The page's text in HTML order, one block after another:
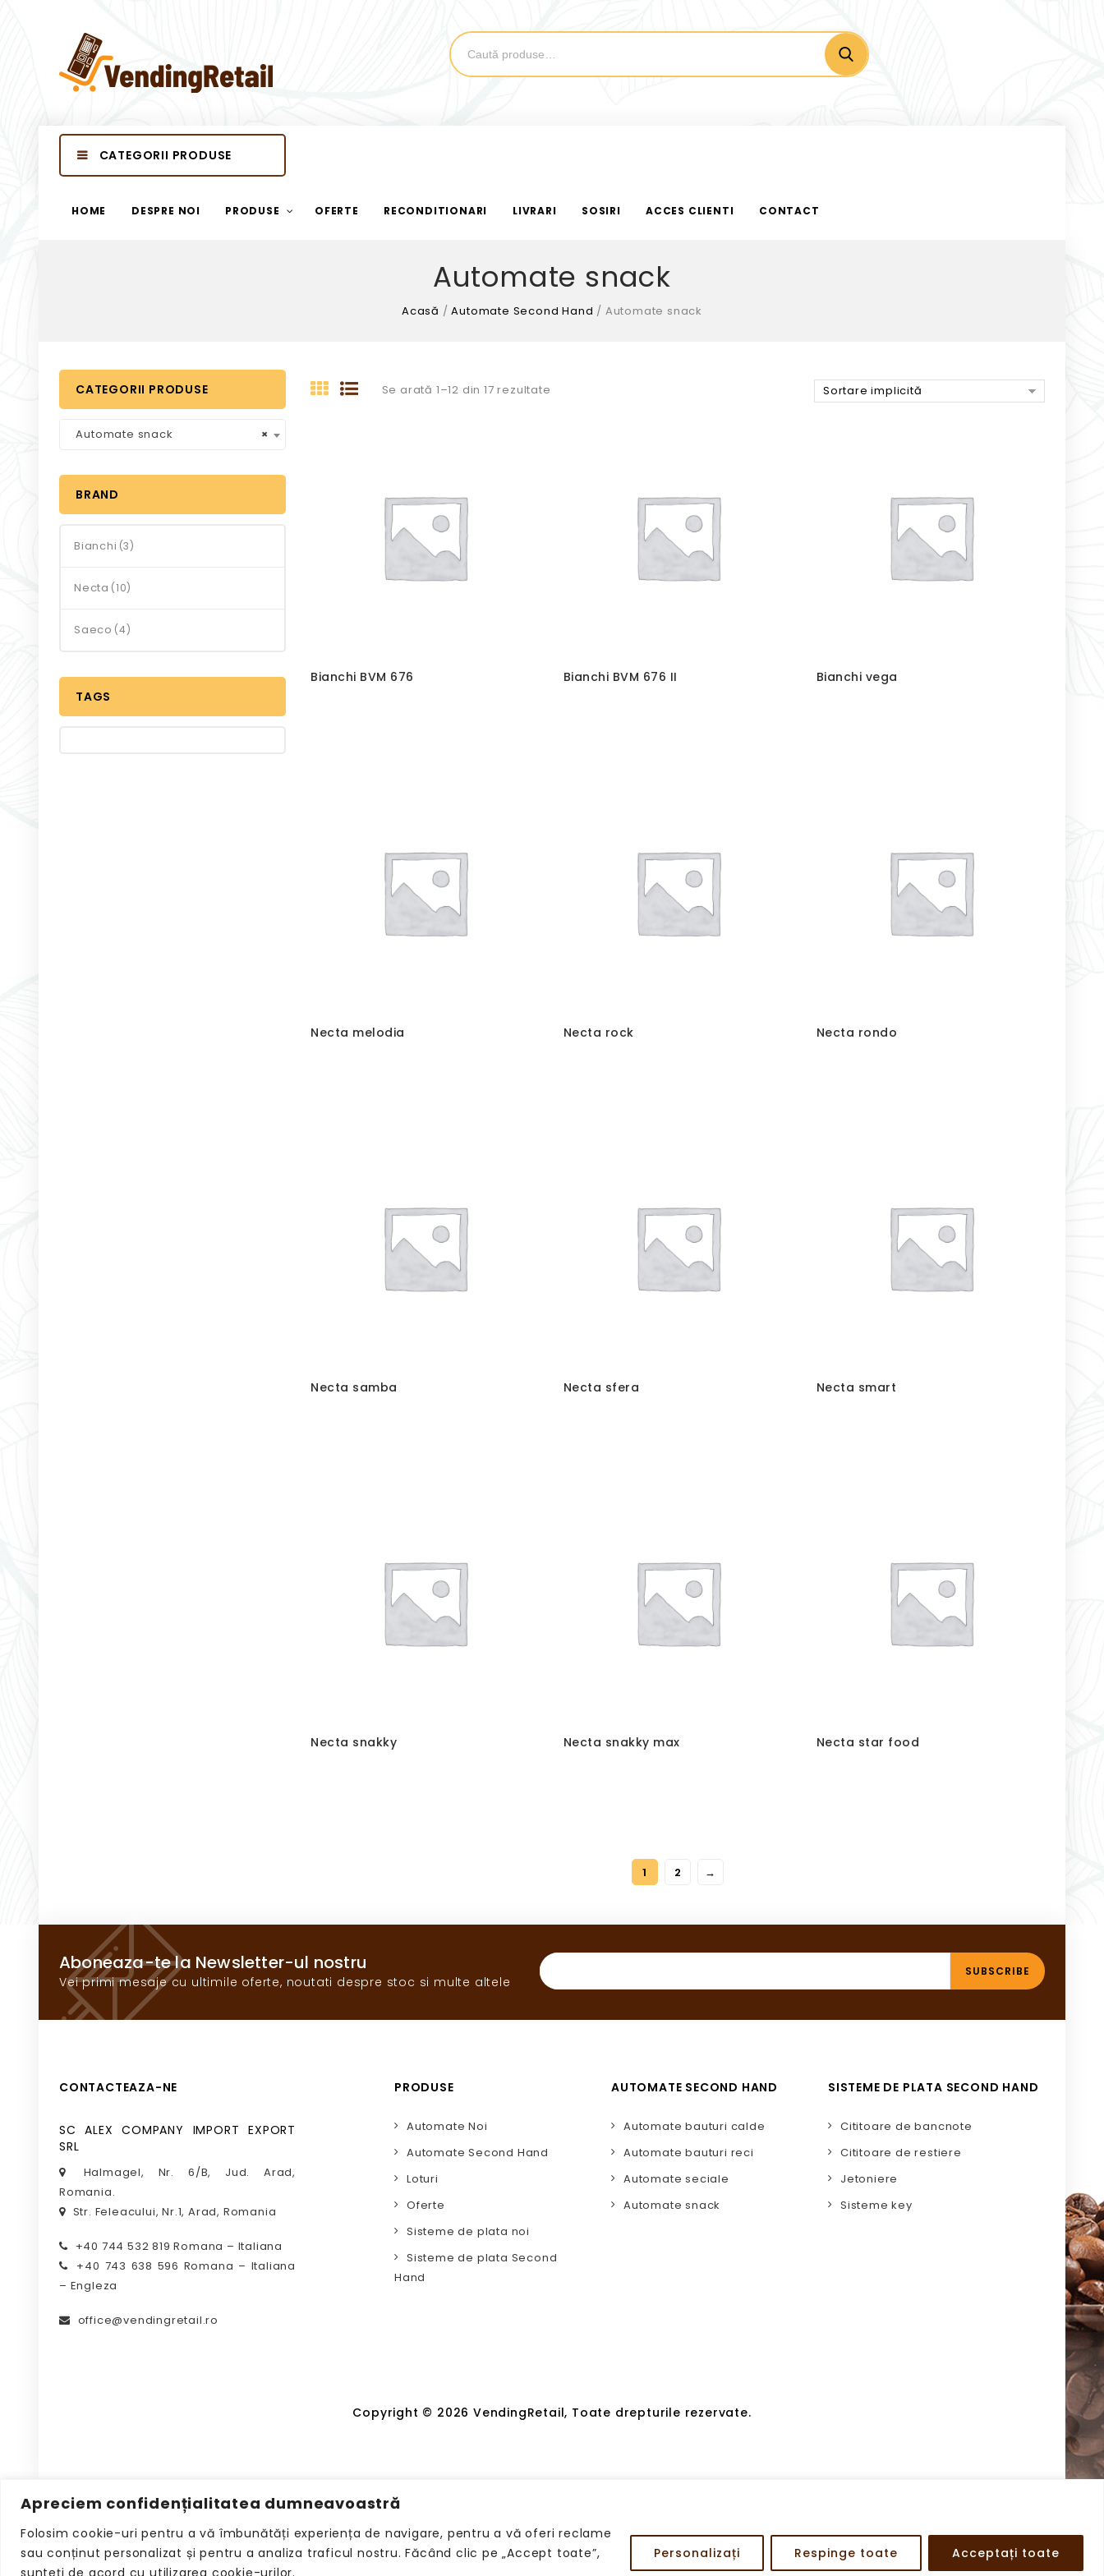
Apreciem confidențialitatea dumneavoastră
Folosim cookie-uri pentru a vă îmbunătăți experiența de navigare, pentru a vă oferi reclame
sau conținut personalizat și pentru a analiza traficul nostru. Făcând clic pe „Accept toate”,
sunteți de acord cu utilizarea cookie-urilor.
Personalizați Respinge toate Acceptați toate
CATEGORII PRODUSE
HOME DESPRE NOI PRODUSE OFERTE RECONDITIONARI LIVRARI SOSIRI ACCES CLIENTI CONTACT
Automate snack
Acasă /Automate Second Hand / Automate snack
Se arată 1–12 din 17 rezultate Sortare implicită
Bianchi BVM 676 Bianchi BVM 676 II Bianchi vega
Necta melodia Necta rock Necta rondo
Necta samba Necta sfera Necta smart
Necta snakky Necta snakky max Necta star food
1 2 →
CATEGORII PRODUSE
×
Automate snack
BRAND
Bianchi (3)
Necta (10)
Saeco (4)
TAGS
Aboneaza-te la Newsletter-ul nostru
Vei primi mesaje cu ultimile oferte, noutati despre stoc si multe altele
CONTACTEAZA-NE
SC ALEX COMPANY IMPORT EXPORT
SRL
Halmagel, Nr. 6/B, Jud. Arad,
Romania.
Str. Feleacului, Nr.1, Arad, Romania
+40 744 532 819 Romana – Italiana
+40 743 638 596 Romana – Italiana
– Engleza
office@vendingretail.ro
PRODUSE
Automate Noi
Automate Second Hand
Loturi
Oferte
Sisteme de plata noi
Sisteme de plata Second
Hand
AUTOMATE SECOND HAND
Automate bauturi calde
Automate bauturi reci
Automate seciale
Automate snack
SISTEME DE PLATA SECOND HAND
Cititoare de bancnote
Cititoare de restiere
Jetoniere
Sisteme key
Copyright © 2026 VendingRetail, Toate drepturile rezervate.